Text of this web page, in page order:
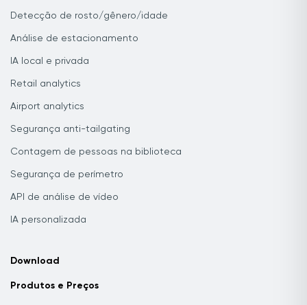
Detecção de rosto/gênero/idade
Análise de estacionamento
IA local e privada
Retail analytics
Airport analytics
Segurança anti-tailgating
Contagem de pessoas na biblioteca
Segurança de perímetro
API de análise de vídeo
IA personalizada
Download
Produtos e Preços